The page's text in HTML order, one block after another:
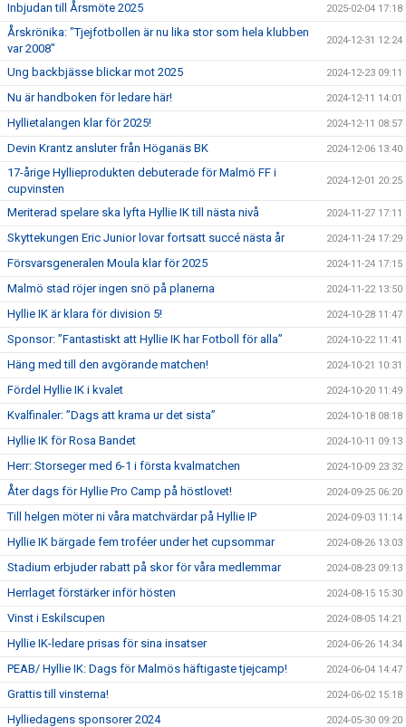
Inbjudan till Årsmöte 2025 2025-02-04 17:18
Årskrönika: "Tjejfotbollen är nu lika stor som hela klubben
var 2008"
2024-12-31 12:24
Ung backbjässe blickar mot 2025 2024-12-23 09:11
Nu är handboken för ledare här! 2024-12-11 14:01
Hyllietalangen klar för 2025! 2024-12-11 08:57
Devin Krantz ansluter från Höganäs BK 2024-12-06 13:40
17-årige Hyllieprodukten debuterade för Malmö FF i
cupvinsten
2024-12-01 20:25
Meriterad spelare ska lyfta Hyllie IK till nästa nivå 2024-11-27 17:11
Skyttekungen Eric Junior lovar fortsatt succé nästa år 2024-11-24 17:29
Försvarsgeneralen Moula klar för 2025 2024-11-24 17:15
Malmö stad röjer ingen snö på planerna 2024-11-22 13:50
Hyllie IK är klara för division 5! 2024-10-28 11:47
Sponsor: ”Fantastiskt att Hyllie IK har Fotboll för alla” 2024-10-22 11:41
Häng med till den avgörande matchen! 2024-10-21 10:31
Fördel Hyllie IK i kvalet 2024-10-20 11:49
Kvalfinaler: ”Dags att krama ur det sista” 2024-10-18 08:18
Hyllie IK för Rosa Bandet 2024-10-11 09:13
Herr: Storseger med 6-1 i första kvalmatchen 2024-10-09 23:32
Åter dags för Hyllie Pro Camp på höstlovet! 2024-09-25 06:20
Till helgen möter ni våra matchvärdar på Hyllie IP 2024-09-03 11:14
Hyllie IK bärgade fem troféer under het cupsommar 2024-08-26 13:03
Stadium erbjuder rabatt på skor för våra medlemmar 2024-08-23 09:13
Herrlaget förstärker inför hösten 2024-08-15 15:30
Vinst i Eskilscupen 2024-08-05 14:21
Hyllie IK-ledare prisas för sina insatser 2024-06-26 14:34
PEAB/ Hyllie IK: Dags för Malmös häftigaste tjejcamp! 2024-06-04 14:47
Grattis till vinsterna! 2024-06-02 15:18
Hylliedagens sponsorer 2024 2024-05-30 09:20